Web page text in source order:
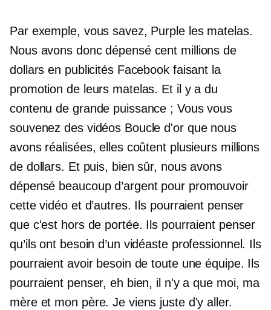
Par exemple, vous savez, Purple les matelas.
Nous avons donc dépensé cent millions de
dollars en publicités Facebook faisant la
promotion de leurs matelas. Et il y a du
contenu de grande puissance ; Vous vous
souvenez des vidéos Boucle d'or que nous
avons réalisées, elles coûtent plusieurs millions
de dollars. Et puis, bien sûr, nous avons
dépensé beaucoup d’argent pour promouvoir
cette vidéo et d’autres. Ils pourraient penser
que c'est hors de portée. Ils pourraient penser
qu’ils ont besoin d’un vidéaste professionnel. Ils
pourraient avoir besoin de toute une équipe. Ils
pourraient penser, eh bien, il n'y a que moi, ma
mère et mon père. Je viens juste d'y aller.